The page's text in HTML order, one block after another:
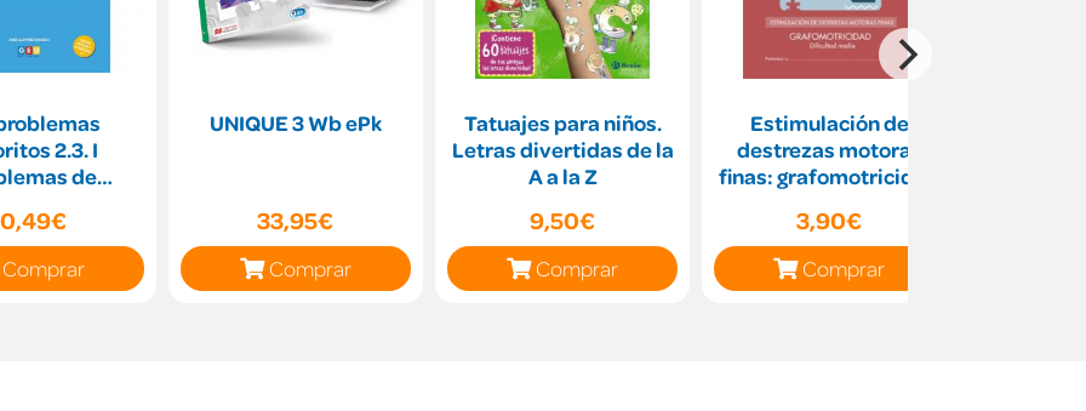
2.3. I
de
e inicio
Comprar
UNIQUE 3 Wb ePk
33,95€
Comprar
Tatuajes para niños.
Letras divertidas de la
A a la Z
9,50€
Comprar
Estimulación de
destrezas motoras
finas: grafomotricidad
3,90€
Comprar